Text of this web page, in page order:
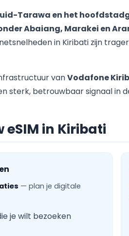
Tarawa en het
Abaiang, Marakei en
in Kiribati zijn
vanVodafone
sterk, betrouwbaar signaal in
in Kiribati
— plan je digitale
je wilt bezoeken